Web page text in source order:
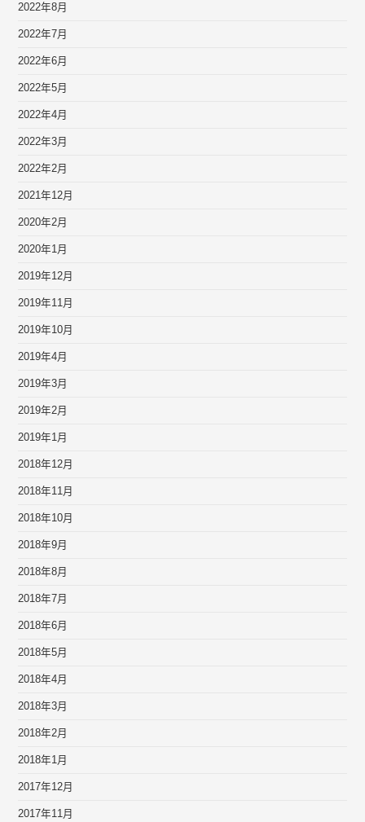
2022年8月
2022年7月
2022年6月
2022年5月
2022年4月
2022年3月
2022年2月
2021年12月
2020年2月
2020年1月
2019年12月
2019年11月
2019年10月
2019年4月
2019年3月
2019年2月
2019年1月
2018年12月
2018年11月
2018年10月
2018年9月
2018年8月
2018年7月
2018年6月
2018年5月
2018年4月
2018年3月
2018年2月
2018年1月
2017年12月
2017年11月